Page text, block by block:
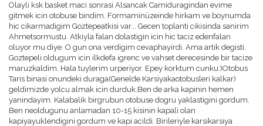
Olayli ksk basket maci sonrasi Alsancak Camiduragindan evime
gitmek icin otobuse bindim. Formaminüzeinde hirkam ve boynumda
hic cikarmadigim Goztepeatkisi var... Gecen toplanti cikisinda sanirim
Ahmetsormustu. Atkiyla falan dolastigin icin hic taciz edenfalan
oluyor mu diye. O gun ona verdigim cevaphayirdi. Ama artik degisti.
Goztepeli oldugum icin ilkdefa igrenc ve vahset derecesinde bir tacize
maruzkaldim. Hala tuylerim urperiyor. Epey korktum cunku:)Otobus
Taris binasi onundeki duraga(Genelde Karsiyakaotobusleri kalkar)
geldimizde yolcu almak icin durduk.Ben de arka kapinin hemen
yanindayim. Kalabalik birgrubun otobuse dogru yaklastigini gordum.
Ben neoldugunu anlamadan 10-15 kisinin kapali olan
kapiyayuklendigini gordum ve kapi acildi. Birileriyle karsikarsiya